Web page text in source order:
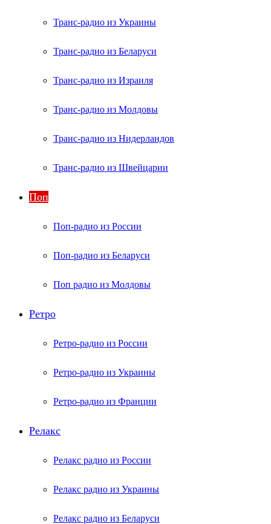
Транс-радио из Украины
Транс-радио из Беларуси
Транс-радио из Израиля
Транс-радио из Молдовы
Транс-радио из Нидерландов
Транс-радио из Швейцарии
Поп
Поп-радио из России
Поп-радио из Беларуси
Поп радио из Молдовы
Ретро
Ретро-радио из России
Ретро-радио из Украины
Ретро-радио из Франции
Релакс
Релакс радио из России
Релакс радио из Украины
Релакс радио из Беларуси